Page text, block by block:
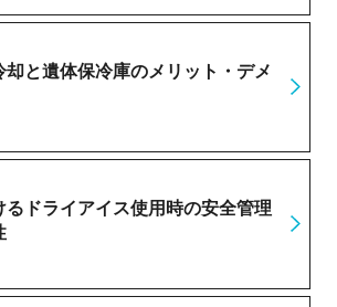
却と遺体保冷庫のメリット・デメ
るドライアイス使用時の安全管理